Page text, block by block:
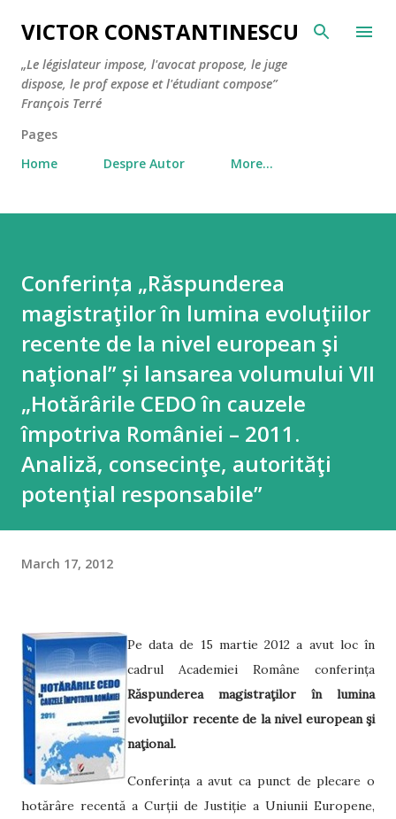
Skip to main content
VICTOR CONSTANTINESCU
„Le législateur impose, l'avocat propose, le juge
dispose, le prof expose et l'étudiant compose”
François Terré
Pages
Home
Despre Autor More…
Conferința „Răspunderea
magistraţilor în lumina evoluţiilor
recente de la nivel european şi
naţional” și lansarea volumului VII
„Hotărârile CEDO în cauzele
împotriva României – 2011.
Analiză, consecinţe, autorităţi
potenţial responsabile”
March 17, 2012
Pe data de 15 martie 2012 a avut loc în
cadrul Academiei Române conferința
Răspunderea magistraţilor în lumina
evoluţiilor recente de la nivel european şi
naţional.
Conferința a avut ca punct de plecare o
hotărâre recentă a Curții de Justiție a Uniunii Europene,